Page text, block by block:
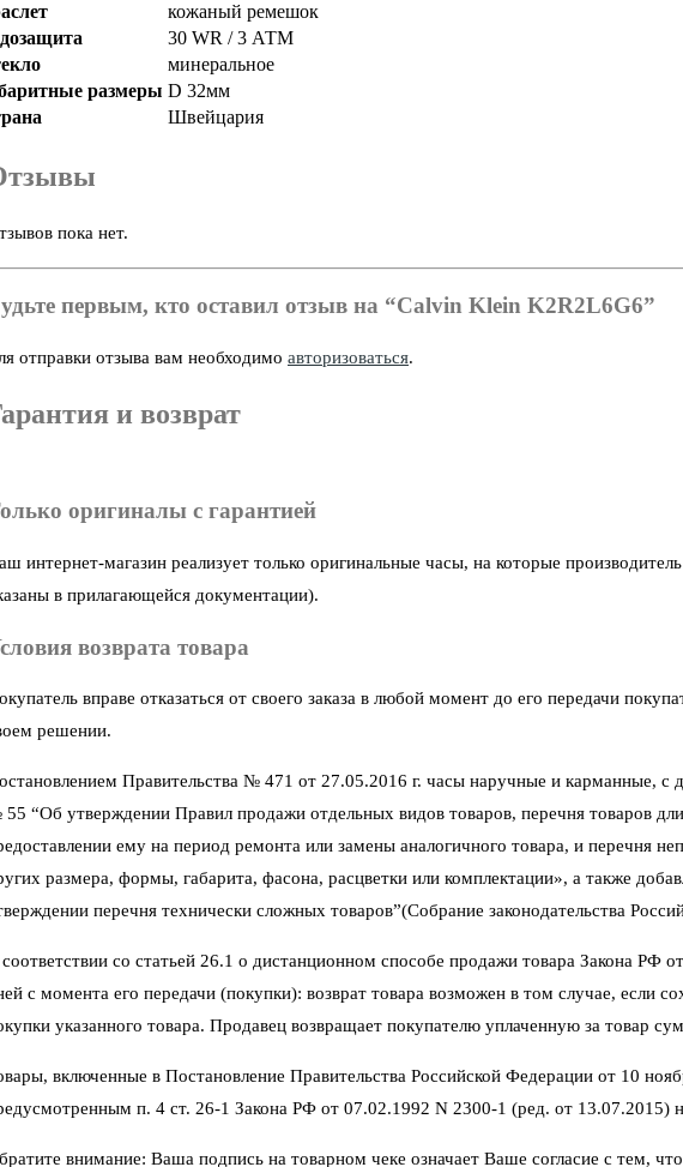
кожаный ремешок
30 WR / 3 АТМ
минеральное
размеры D 32мм
Швейцария
пока нет.
первым, кто оставил отзыв на “Calvin Klein K2R2L6G6”
отправки отзыва вам необходимо авторизоваться.
и возврат
оригиналы с гарантией
интернет-магазин реализует только оригинальные часы, на которые
в прилагающейся документации).
возврата товара
вправе отказаться от своего заказа в любой момент до его передачи
решении.
Правительства № 471 от 27.05.2016 г. часы наручные и карманные, с
“Об утверждении Правил продажи отдельных видов товаров, перечня товаров
ему на период ремонта или замены аналогичного товара, и перечня
размера, формы, габарита, фасона, расцветки или комплектации», а также
перечня технически сложных товаров”(Собрание законодательства
со статьей 26.1 о дистанционном способе продажи товара Закона РФ
с момента его передачи (покупки): возврат товара возможен в том случае, если
указанного товара. Продавец возвращает покупателю уплаченную за товар
включенные в Постановление Правительства Российской Федерации от 10
п. 4 ст. 26-1 Закона РФ от 07.02.1992 N 2300-1 (ред. от 13.07.2015)
внимание: Ваша подпись на товарном чеке означает Ваше согласие с тем,